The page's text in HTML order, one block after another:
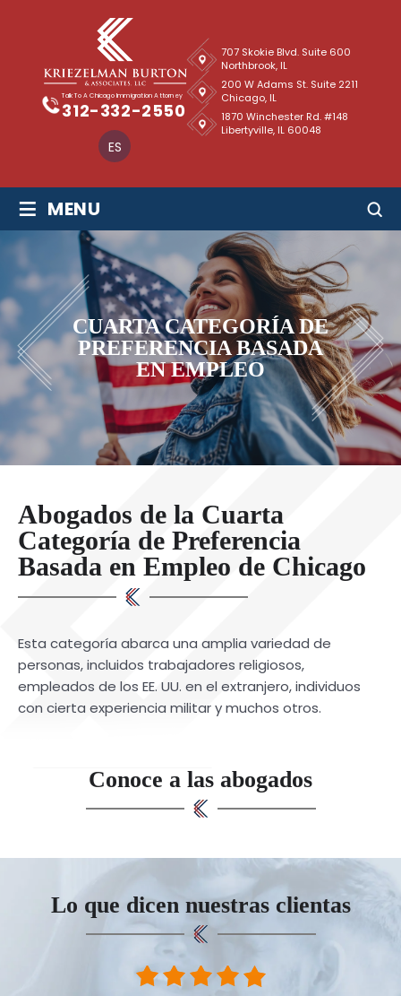
ES
Talk To A Chicago Immigration Attorney
312-332-2550
707 Skokie Blvd. Suite 600
Northbrook, IL
1870 Winchester Rd. #148
Libertyville, IL 60048
200 W Adams St. Suite 2211
Chicago, IL
≡ MENU
CUARTA CATEGORÍA DE
PREFERENCIA BASADA
EN EMPLEO
Abogados de la Cuarta
Categoría de Preferencia
Basada en Empleo de Chicago
Esta categoría abarca una amplia variedad de
personas, incluidos trabajadores religiosos,
empleados de los EE. UU. en el extranjero, individuos
con cierta experiencia militar y muchos otros.
Conoce a las abogados
Lo que dicen nuestras clientas